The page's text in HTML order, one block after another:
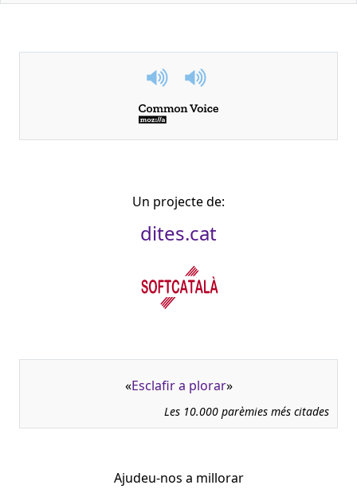
Un projecte de:
dites.cat
«Esclafir a plorar»
Les 10.000 parèmies més citades
Ajudeu-nos a millorar